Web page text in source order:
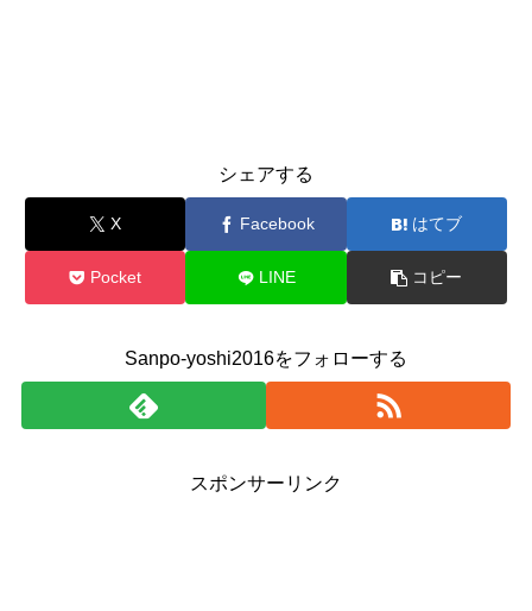
シェアする
X Facebook はてブ
Pocket LINE コピー
Sanpo-yoshi2016をフォローする
スポンサーリンク